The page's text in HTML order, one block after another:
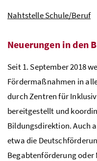
Nahtstelle Schule/Beruf
Neuerungen in den
Seit 1. September 2018
Fördermaßnahmen in
durch Zentren für
bereitgestellt und
Bildungsdirektion. Auch
etwa die
Begabtenförderung oder